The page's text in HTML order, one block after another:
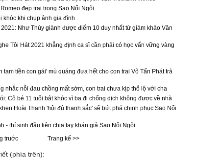
đẹp trai trong Sao Nối Ngôi
khóc khi chụp ảnh gia đình
2021: Như Thùy giành được điểm 10 duy nhất từ giám khảo Vân
Tôi Hát 2021 khẳng định ca sĩ cần phải có học vấn vững vàng
tạm tiền con gái' mù quáng đưa hết cho con trai Võ Tấn Phát trả
nhắc nỗi đau chồng mất sớm, con trai chưa kịp thổ lộ với cha
Cô bé 11 tuổi bật khóc vì ba đi chống dịch không được về nhà
Hoài Thanh 'hội đủ thanh sắc' sẽ bứt phá chinh phục Sao Nối
- thí sinh đầu tiên chia tay khán giả Sao Nối Ngôi
truớc
Trang kế >>
(phía trên):